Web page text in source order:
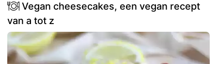
Vegan cheesecakes, een vegan recept
van a tot z